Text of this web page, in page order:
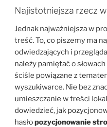
Najistotniejsza rzecz
Jednak najważniejsza w
treść. To, co piszemy ma
odwiedzających i
należy pamiętać o
ściśle powiązane z
wyszukiwarce. Nie bez
umieszczanie w treści
dowiedzieć, jak
hasłopozycjonowanie